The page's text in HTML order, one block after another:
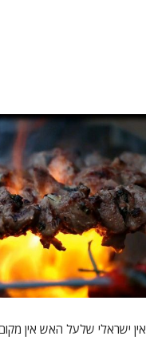
אין ישראלי שלעל האש אין